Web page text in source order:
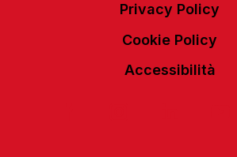
Privacy Policy
Cookie Policy
Accessibilità